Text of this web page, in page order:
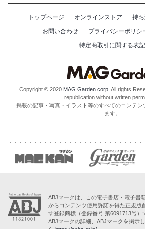
トップページ オンラインストア 持
お問い合わせ
プライバシーポリシ
特定商取引に関する表記
Copyright © 2020 MAG Garden corp. All rights
republication without written
掲載の記事・写真・イラスト等のすべてのコンテン
ます。
ABJマークは、この電子書店・電子書
からコンテンツ使用許諾を得た正規版
す登録商標（登録番号 第6091713号）
ABJマークの詳細、ABJマークを掲示